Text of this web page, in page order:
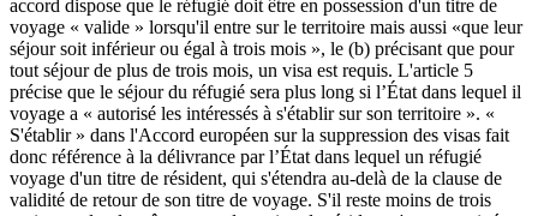
accord dispose que le réfugié doit être en possession d'un titre de
voyage « valide » lorsqu'il entre sur le territoire mais aussi «que leur
séjour soit inférieur ou égal à trois mois », le (b) précisant que pour
tout séjour de plus de trois mois, un visa est requis. L'article 5
précise que le séjour du réfugié sera plus long si l’État dans lequel il
voyage a « autorisé les intéressés à s'établir sur son territoire ». «
S'établir » dans l'Accord européen sur la suppression des visas fait
donc référence à la délivrance par l’État dans lequel un réfugié
voyage d'un titre de résident, qui s'étendra au-delà de la clause de
validité de retour de son titre de voyage. S'il reste moins de trois